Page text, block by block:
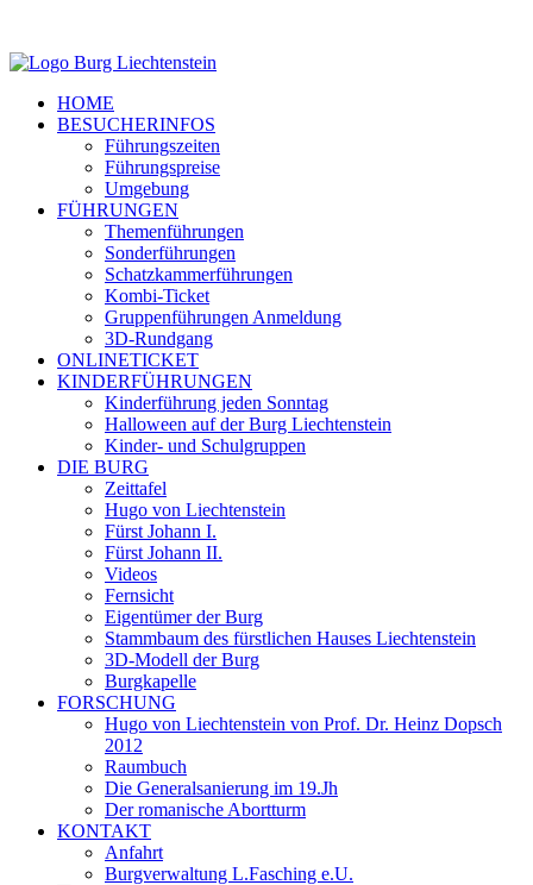
HOME
BESUCHERINFOS
Führungszeiten
Führungspreise
Umgebung
FÜHRUNGEN
Themenführungen
Sonderführungen
Schatzkammerführungen
Kombi-Ticket
Gruppenführungen Anmeldung
3D-Rundgang
ONLINETICKET
KINDERFÜHRUNGEN
Kinderführung jeden Sonntag
Halloween auf der Burg Liechtenstein
Kinder- und Schulgruppen
DIE BURG
Zeittafel
Hugo von Liechtenstein
Fürst Johann I.
Fürst Johann II.
Videos
Fernsicht
Eigentümer der Burg
Stammbaum des fürstlichen Hauses Liechtenstein
3D-Modell der Burg
Burgkapelle
FORSCHUNG
Hugo von Liechtenstein von Prof. Dr. Heinz Dopsch
2012
Raumbuch
Die Generalsanierung im 19.Jh
Der romanische Abortturm
KONTAKT
Anfahrt
Burgverwaltung L.Fasching e.U.